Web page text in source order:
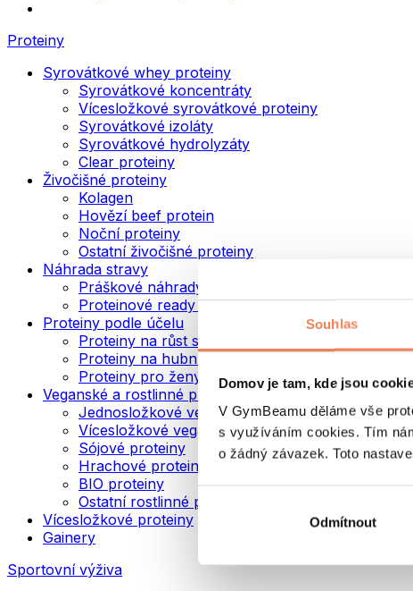
Souhlas
Domov je tam, kde jsou
V GymBeamu děláme vše
s využíváním cookies. Tím
o žádný závazek. Toto
Odmítnout
Proteiny
Syrovátkové whey proteiny
Syrovátkové koncentráty
Vícesložkové syrovátkové proteiny
Syrovátkové izoláty
Syrovátkové hydrolyzáty
Clear proteiny
Živočišné proteiny
Kolagen
Hovězí beef protein
Noční proteiny
Ostatní živočišné proteiny
Náhrada stravy
Práškové náhrady stravy
Proteinové ready to drink nápoje
Proteiny podle účelu
Proteiny na růst svalů
Proteiny na hubnutí
Proteiny pro ženy
Veganské a rostlinné proteiny
Jednosložkové veganské proteiny
Vícesložkové veganské proteiny
Sójové proteiny
Hrachové proteiny
BIO proteiny
Ostatní rostlinné proteiny
Vícesložkové proteiny
Gainery
Sportovní výživa